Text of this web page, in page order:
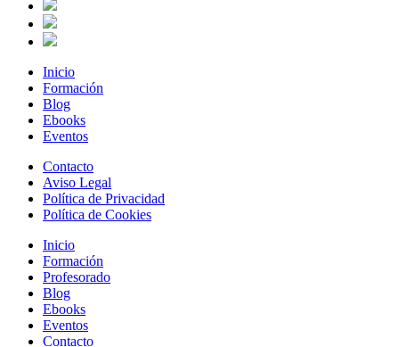
Inicio
Formación
Blog
Ebooks
Eventos
Contacto
Aviso Legal
Política de Privacidad
Política de Cookies
Inicio
Formación
Profesorado
Blog
Ebooks
Eventos
Contacto